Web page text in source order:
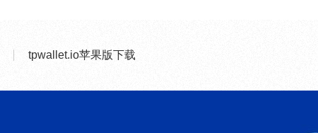
tpwallet.io苹果版下载